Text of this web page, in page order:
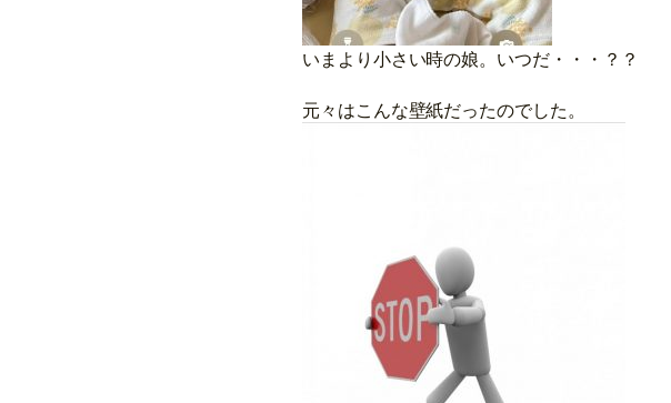
いまより小さい時の娘。いつだ・・・？？
元々はこんな壁紙だったのでした。